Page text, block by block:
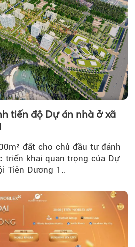
tiến độ Dự án nhà ở xã
đất cho chủ đầu tư đánh
triển khai quan trọng của Dự
Tiên Dương 1...